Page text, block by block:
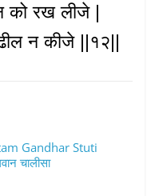
को रख लीजे |
न कीजे ||१२||
Gandhar Stuti
चालीसा